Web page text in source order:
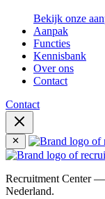
Bekijk onze
Aanpak
Functies
Kennisbank
Over ons
Contact
Contact
Recruitment Center
Nederland.